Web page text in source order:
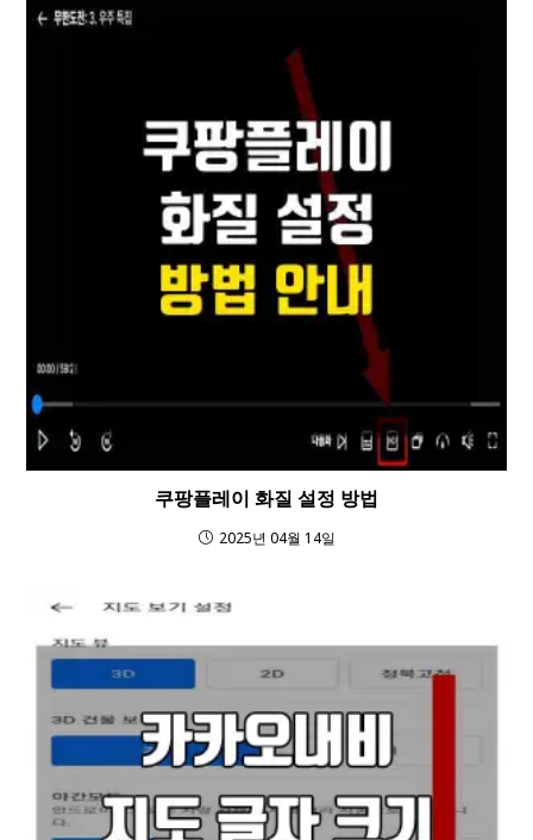
쿠팡플레이 화질 설정 방법
2025년 04월 14일